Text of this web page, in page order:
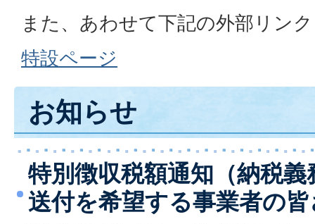
また、あわせて下記の外部リン
特設ページ
お知らせ
特別徴収税額通知（納税
送付を希望する事業者の